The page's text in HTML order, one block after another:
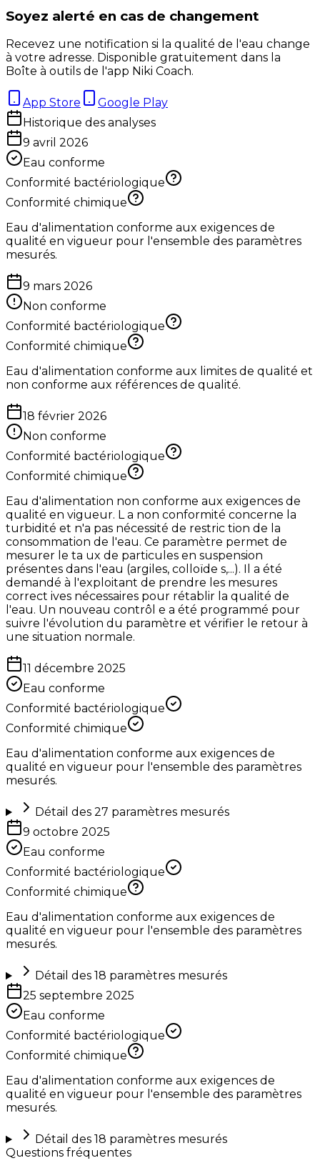
Soyez alerté en cas de changement
Recevez une notification si la qualité de l'eau change
à votre adresse. Disponible gratuitement dans la
Boîte à outils de l'app Niki Coach.
App Store
Google Play
Historique des analyses
9 avril 2026
Eau conforme
Conformité bactériologique
Conformité chimique
Eau d'alimentation conforme aux exigences de
qualité en vigueur pour l'ensemble des paramètres
mesurés.
9 mars 2026
Non conforme
Conformité bactériologique
Conformité chimique
Eau d'alimentation conforme aux limites de qualité et
non conforme aux références de qualité.
18 février 2026
Non conforme
Conformité bactériologique
Conformité chimique
Eau d'alimentation non conforme aux exigences de
qualité en vigueur. L a non conformité concerne la
turbidité et n'a pas nécessité de restric tion de la
consommation de l'eau. Ce paramètre permet de
mesurer le ta ux de particules en suspension
présentes dans l'eau (argiles, colloïde s,...). Il a été
demandé à l'exploitant de prendre les mesures
correct ives nécessaires pour rétablir la qualité de
l'eau. Un nouveau contrôl e a été programmé pour
suivre l'évolution du paramètre et vérifier le retour à
une situation normale.
11 décembre 2025
Eau conforme
Conformité bactériologique
Conformité chimique
Eau d'alimentation conforme aux exigences de
qualité en vigueur pour l'ensemble des paramètres
mesurés.
Détail des 27 paramètres mesurés
9 octobre 2025
Eau conforme
Conformité bactériologique
Conformité chimique
Eau d'alimentation conforme aux exigences de
qualité en vigueur pour l'ensemble des paramètres
mesurés.
Détail des 18 paramètres mesurés
25 septembre 2025
Eau conforme
Conformité bactériologique
Conformité chimique
Eau d'alimentation conforme aux exigences de
qualité en vigueur pour l'ensemble des paramètres
mesurés.
Détail des 18 paramètres mesurés
Questions fréquentes